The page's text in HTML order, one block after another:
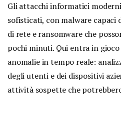
Gli attacchi informatici
sofisticati, con malware
di rete e ransomware che
pochi minuti. Qui entra in
anomalie in tempo reale:
degli utenti e dei dispositivi
attività sospette che